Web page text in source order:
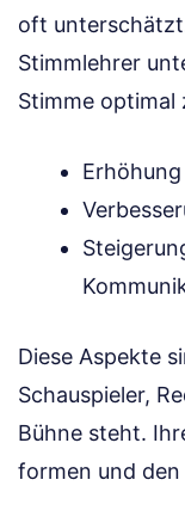
oft
Stimmlehrer
Stimme optimal
Diese Aspekte
Schauspieler,
Bühne steht.
formen und den